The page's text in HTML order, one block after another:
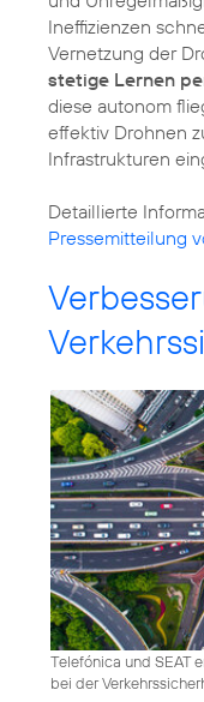
Ineffizienzen
Vernetzung der
stetige Lernen
diese autonom
effektiv Drohnen
Infrastrukturen
Detaillierte
Pressemitteilung
Telefónica und SEAT
bei der